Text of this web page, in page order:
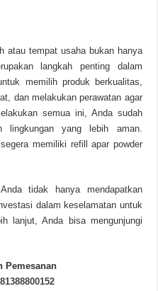
atau tempat usaha bukan hanya
langkah penting dalam
memilih produk berkualitas,
dan melakukan perawatan agar
semua ini, Anda sudah
lingkungan yang lebih aman.
memiliki refill apar powder
tidak hanya mendapatkan
dalam keselamatan untuk
lanjut, Anda bisa mengunjungi
Pemesanan